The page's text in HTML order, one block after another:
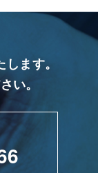
ます。
い。